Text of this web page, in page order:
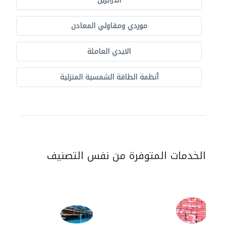
موردي ومقاولي المعادن
الايدي العاملة
أنظمة الطاقة الشمسية المنزلية
الخدمات المتوفرة من نفس التصنيف